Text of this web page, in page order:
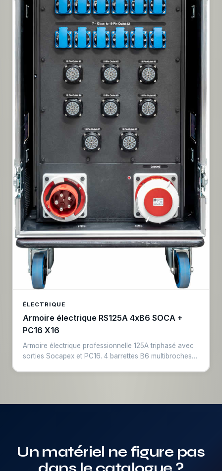
ÉLECTRIQUE
Armoire électrique RS125A 4xB6 SOCA +
PC16 X16
Armoire électrique professionnelle 125A triphasé avec
sorties Socapex et PC16. 4 barrettes B6 multibroches
Un matériel ne figure pas